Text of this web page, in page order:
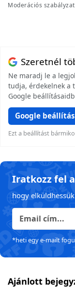
Moderációs szabályzat
Szeretnél
Ne maradj le a
tudja, érdekelnek a
Google
Google
Ezt a beállítást
Iratkozz fel
hogy
*heti egy e-mailt
Ajánlott